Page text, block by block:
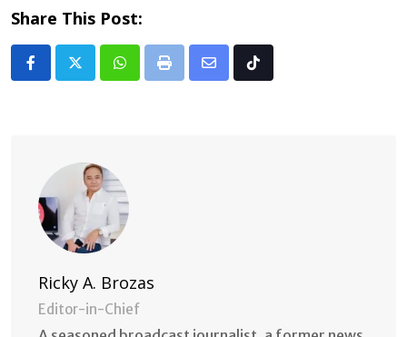
Share This Post:
Whatsapp
Print
Share Tiktok
Ricky A. Brozas
Editor-in-Chief